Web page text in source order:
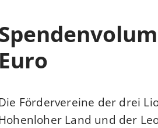
Euro
Fördervereine der drei
Land und der